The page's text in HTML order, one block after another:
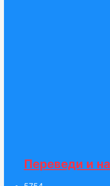
Переведи и